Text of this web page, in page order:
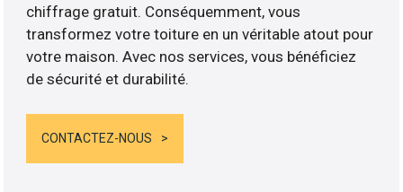
chiffrage gratuit. Conséquemment, vous
transformez votre toiture en un véritable atout pour
votre maison. Avec nos services, vous bénéficiez
de sécurité et durabilité.
CONTACTEZ-NOUS